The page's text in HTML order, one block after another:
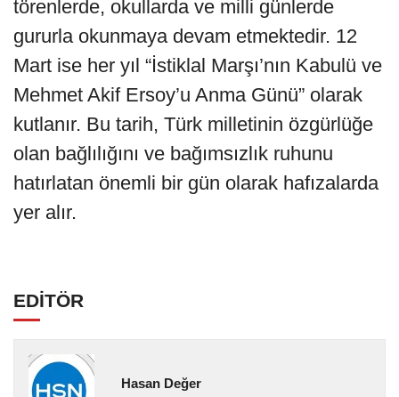
törenlerde, okullarda ve milli günlerde
gururla okunmaya devam etmektedir. 12
Mart ise her yıl “İstiklal Marşı’nın Kabulü ve
Mehmet Akif Ersoy’u Anma Günü” olarak
kutlanır. Bu tarih, Türk milletinin özgürlüğe
olan bağlılığını ve bağımsızlık ruhunu
hatırlatan önemli bir gün olarak hafızalarda
yer alır.
EDİTÖR
Hasan Değer